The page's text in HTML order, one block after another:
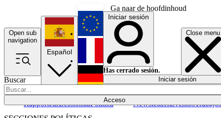
Ga naar de hoofdinhoud
Open sub
navigation
Close menu
Buscar
Acceso
RapporteurEconomíaPolítica NewslettersEventosTrabajos
Español
English
Français
Iniciar sesión
Has cerrado sesión.
Iniciar sesión